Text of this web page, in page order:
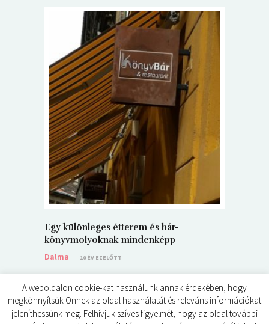
Egy különleges étterem és bár-
könyvmolyoknak mindenképp
Dalma
10 ÉV EZELŐTT
A weboldalon cookie-kat használunk annak érdekében, hogy
megkönnyítsük Önnek az oldal használatát és releváns információkat
jeleníthessünk meg. Felhívjuk szíves figyelmét, hogy az oldal további